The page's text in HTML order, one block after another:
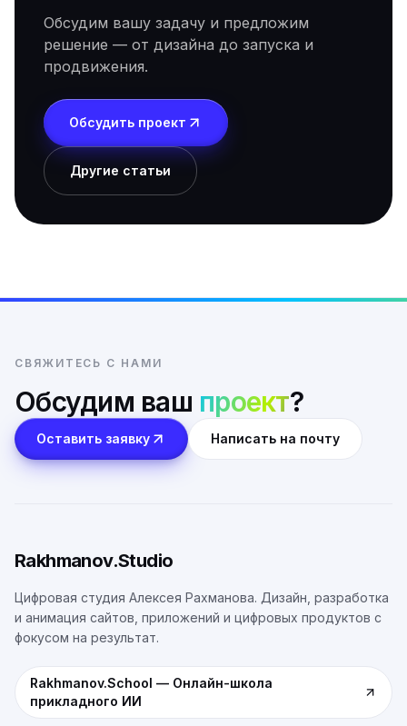
Обсудим вашу задачу и предложим
решение — от дизайна до запуска и
продвижения.
Обсудить проект
Другие статьи
СВЯЖИТЕСЬ С НАМИ
Обсудим ваш проект?
Оставить заявку Написать на почту
Rakhmanov.Studio
Цифровая студия Алексея Рахманова. Дизайн, разработка
и анимация сайтов, приложений и цифровых продуктов с
фокусом на результат.
Rakhmanov.School — Онлайн-школа
прикладного ИИ